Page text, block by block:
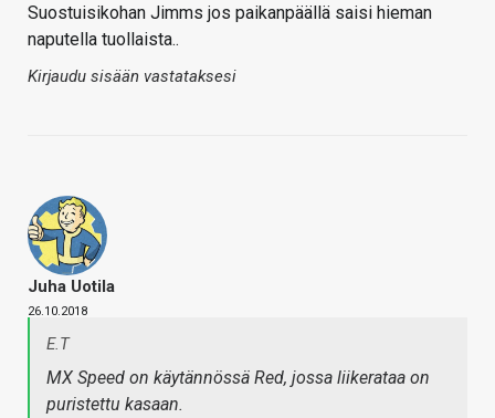
Suostuisikohan Jimms jos paikanpäällä saisi hieman
naputella tuollaista..
Kirjaudu sisään vastataksesi
Juha Uotila
26.10.2018
E.T
MX Speed on käytännössä Red, jossa liikerataa on
puristettu kasaan.